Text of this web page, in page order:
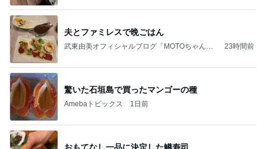
夫とファミレスで晩ごはん
武東由美オフィシャルブログ「MOTOちゃんと
23時間前
驚いた石垣島で買ったマンゴーの種
Amebaトピックス 1日前
おもてなし一品に決定した鱒寿司